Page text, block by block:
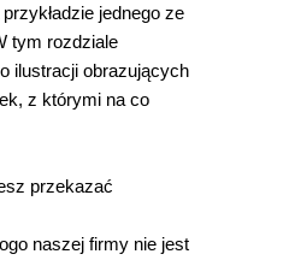
jednego ze
tym rozdziale
ilustracji obrazujących
z którymi na co
przekazać
naszej firmy nie jest